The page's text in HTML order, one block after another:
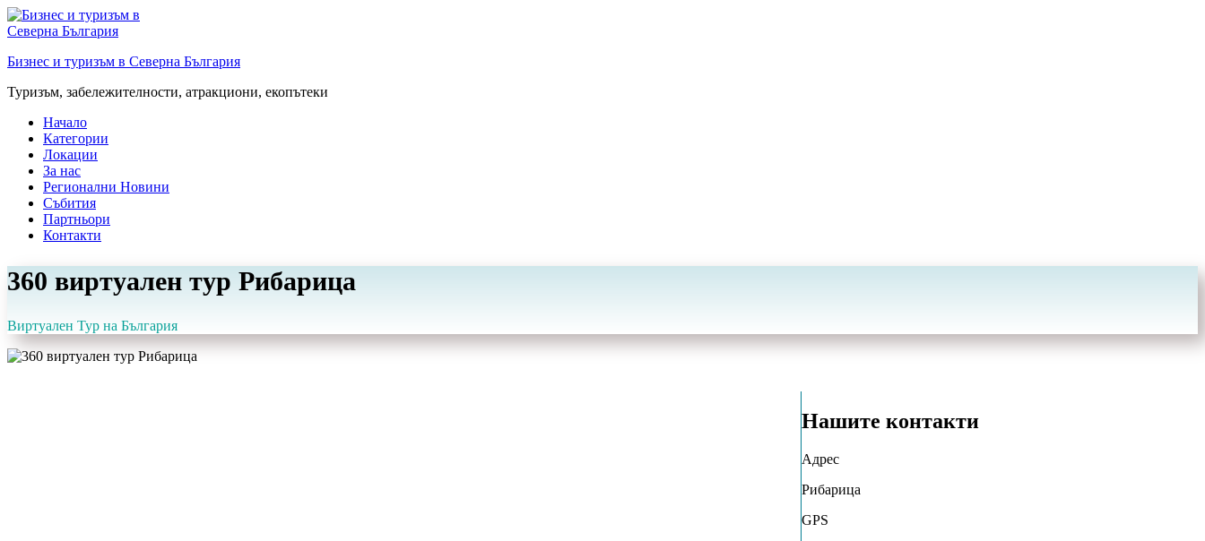
Преминете
към
Бизнес и туризъм в Северна България
Туризъм, забележителности, атракциони, екопътеки
Начало
Категории
Локации
За нас
Регионални Новини
Събития
Партньори
Контакти
360 виртуален тур Рибарица
Виртуален Тур на България
Нашите контакти
Адрес
Рибарица
GPS